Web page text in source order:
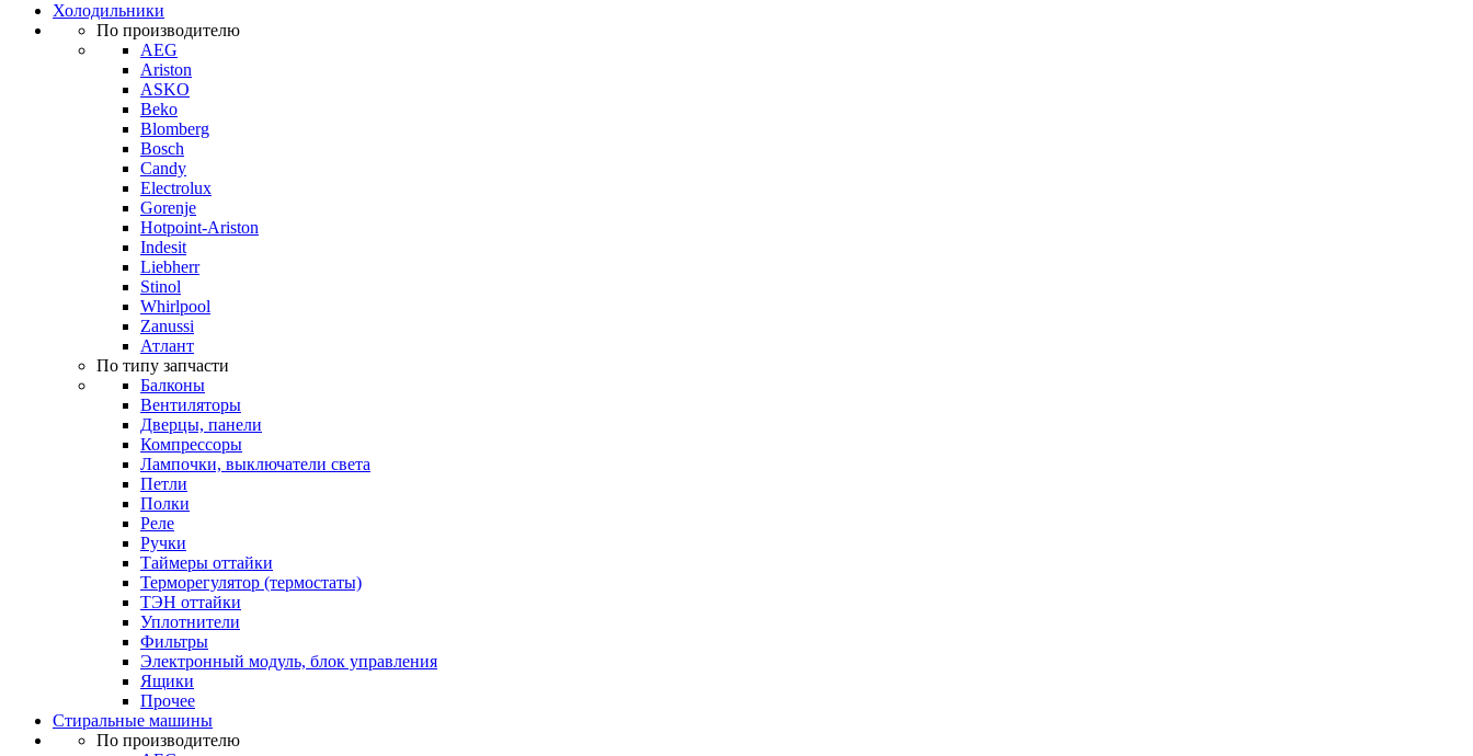
Холодильники
По производителю
AEG
Ariston
ASKO
Beko
Blomberg
Bosch
Candy
Electrolux
Gorenje
Hotpoint-Ariston
Indesit
Liebherr
Stinol
Whirlpool
Zanussi
Атлант
По типу запчасти
Балконы
Вентиляторы
Дверцы, панели
Компрессоры
Лампочки, выключатели света
Петли
Полки
Реле
Ручки
Таймеры оттайки
Терморегулятор (термостаты)
ТЭН оттайки
Уплотнители
Фильтры
Электронный модуль, блок управления
Ящики
Прочее
Стиральные машины
По производителю